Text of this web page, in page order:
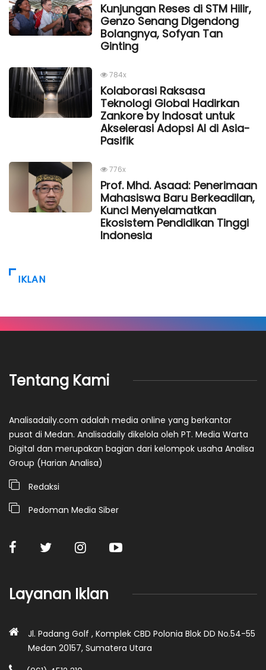
Kunjungan Reses di STM Hilir,
Genzo Senang Digendong
Bolangnya, Sofyan Tan
Ginting
784x
Kolaborasi Raksasa
Teknologi Global Hadirkan
Zankore by Indosat untuk
Akselerasi Adopsi AI di Asia-
Pasifik
776x
Prof. Mhd. Asaad: Penerimaan
Mahasiswa Baru Berkeadilan,
Kunci Menyelamatkan
Ekosistem Pendidikan Tinggi
Indonesia
IKLAN
Tentang Kami
Analisadaily.com adalah media online yang berkantor
pusat di Medan. Analisadaily dikelola oleh PT. Media Warta
Digital dan merupakan bagian dari kelompok usaha Analisa
Group (Harian Analisa)
Redaksi
Pedoman Media Siber
Layanan Iklan
Jl. Padang Golf , Komplek CBD Polonia Blok DD No.54-55
Medan 20157, Sumatera Utara